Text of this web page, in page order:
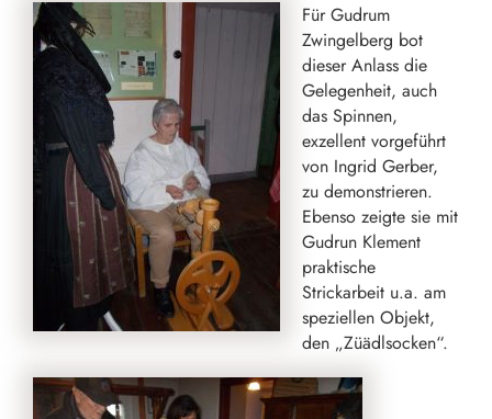
Für Gudrum
Zwingelberg bot
dieser Anlass die
Gelegenheit, auch
das Spinnen,
exzellent vorgeführt
von Ingrid Gerber,
zu demonstrieren.
Ebenso zeigte sie mit
Gudrun Klement
praktische
Strickarbeit u.a. am
speziellen Objekt,
den „Züädlsocken“.